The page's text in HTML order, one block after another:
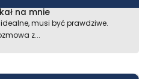
na mnie
musi być prawdziwe.
z...